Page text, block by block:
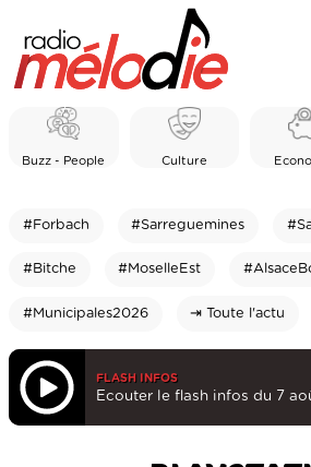
Buzz - People Culture
#Forbach #Sarreguemines
#Bitche #MoselleEst
#Municipales2026 ⇥ Toute l'actu
FLASH INFOS
Ecouter le flash infos du 7